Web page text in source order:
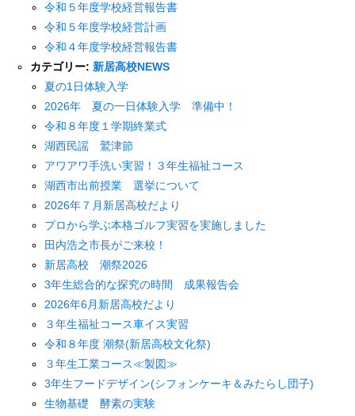
令和５年度学校経営報告書
令和５年度学校経営計画
令和４年度学校経営報告書
カテゴリー: 新居高校NEWS
夏の1日体験入学
2026年 夏の一日体験入学 準備中！
令和８年度１学期終業式
湖西民謡 鷲津節
アワアワ手洗い実習！３年生福祉コース
湖西市出前授業 選挙について
2026年７月新居高校だより
プロから学ぶ本格ゴルフ実習を実施しました
田内浩之市長がご来校！
新居高校 潮祭2026
3年生総合的な探究の時間 成果報告会
2026年6月新居高校だより
３年生福祉コース車イス実習
令和８年度 潮祭(新居高校文化祭)
３年生工業コース≪製図≫
3年生フードデザイン(シフォンケーキ＆みたらし団子)
生物基礎 酵素の実験